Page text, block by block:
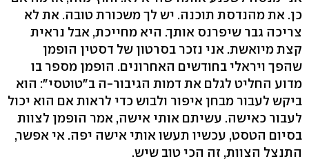
כן. את מהנדסת תוכנה. יש לך משכורת טובה. את לא
צריכה גבר שיפרנס אותך. היא מחייכת, אבל נראית
קצת מיואשת. אני נזכר בסרטון של דסטין הופמן
שהפך ויראלי בחודשים האחרונים. הופמן מספר בו
מדוע החליט לגלם את דמות הגיבור-ה ב"טוטסי": הוא
ביקש לעבור מבחן איפור ולבוש כדי לראות אם הוא יכול
לעבור כאישה. עשיתם אותי אישה, אמר הופמן לצוות
בסיום הטסט, עכשיו תעשו אותי אישה יפה. אי אפשר,
התנצל הצוות, זה הכי טוב שיש.